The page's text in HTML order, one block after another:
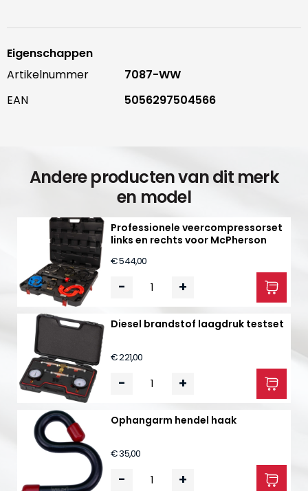
Eigenschappen
Artikelnummer
7087-WW
EAN
5056297504566
Andere producten van dit merk
en model
Professionele veercompressorset
links en rechts voor McPherson
€ 544,00
- +
Diesel brandstof laagdruk testset
€ 221,00
- +
Ophangarm hendel haak
€ 35,00
- +